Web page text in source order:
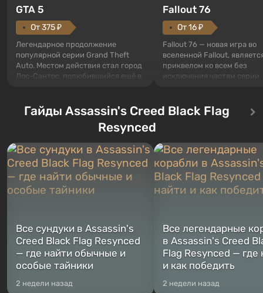
GTA 5
От 375 ₽
Легендарное продолжение
популярной серии Grand Theft
Auto. Местом действия стал город
Лос-Сантос, полюбившийся ещё в
сразу трех персонажей: Майкла,
Тревора и Франклина, между
Жанр и...
Fallout 76
От 16 ₽
Fallout 76 — новая игра во
вселенной Fallout,
приквелом ко всем без
исключения частям серии.
Оно же, по задумке
Vault-Tec, должно
Место действия Fallout...
Гайды Assassin's Creed Black Flag
Resynced
Все сундуки в Assassin's
Creed Black Flag Resynced
— где найти обычные и
особые тайники
2 недели назад
Все легендарные
в Assassin's Creed
Flag Resynced — где
и как победить
2 недели назад